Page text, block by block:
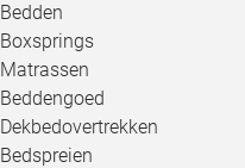
Bedden
Boxsprings
Matrassen
Beddengoed
Dekbedovertrekken
Bedspreien